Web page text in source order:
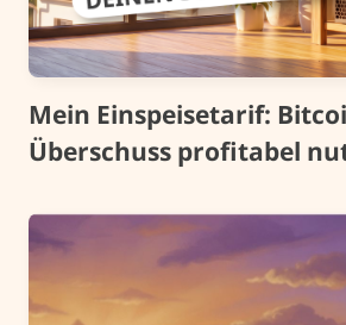
Mein Einspeisetarif:
Überschuss profitabel